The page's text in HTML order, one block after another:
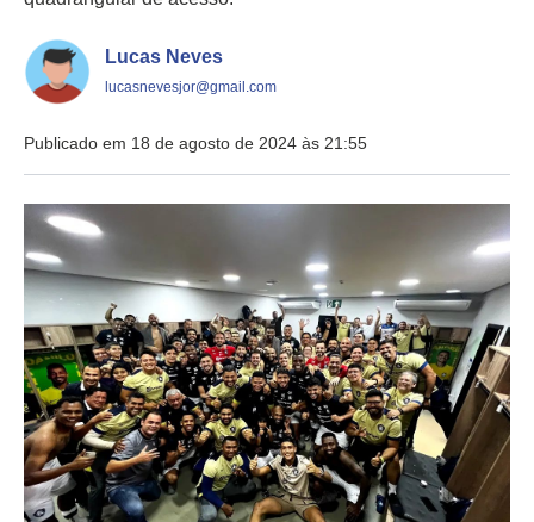
Lucas Neves
lucasnevesjor@gmail.com
Publicado em 18 de agosto de 2024 às 21:55